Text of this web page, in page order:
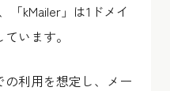
「kMailer」は1ドメイ
います。
利用を想定し、メー